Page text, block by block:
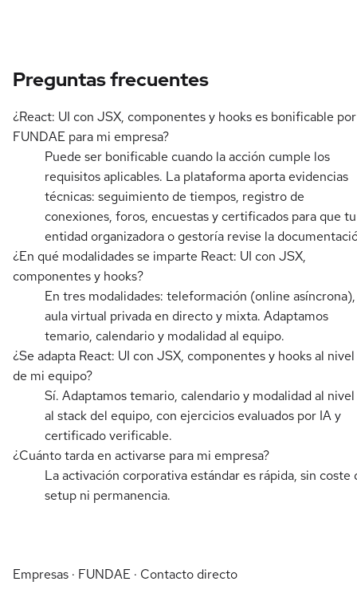
Preguntas frecuentes
¿React: UI con JSX, componentes y hooks es bonificable por
FUNDAE para mi empresa?
Puede ser bonificable cuando la acción cumple los
requisitos aplicables. La plataforma aporta evidencias
técnicas: seguimiento de tiempos, registro de
conexiones, foros, encuestas y certificados para que tu
entidad organizadora o gestoría revise la
¿En qué modalidades se imparte React: UI con JSX,
componentes y hooks?
En tres modalidades: teleformación (online asíncrona),
aula virtual privada en directo y mixta. Adaptamos
temario, calendario y modalidad al equipo.
¿Se adapta React: UI con JSX, componentes y hooks al nivel
de mi equipo?
Sí. Adaptamos temario, calendario y modalidad al
al stack del equipo, con ejercicios evaluados por IA y
certificado verificable.
¿Cuánto tarda en activarse para mi empresa?
La activación corporativa estándar es rápida, sin coste
setup ni permanencia.
Empresas · FUNDAE · Contacto directo